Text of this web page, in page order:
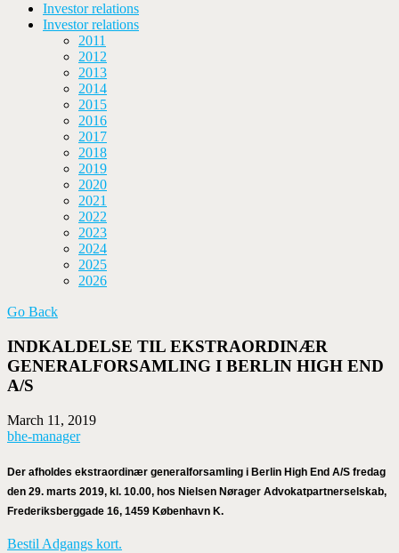
Investor relations
Investor relations
2011
2012
2013
2014
2015
2016
2017
2018
2019
2020
2021
2022
2023
2024
2025
2026
Go Back
INDKALDELSE TIL EKSTRAORDINÆR
GENERALFORSAMLING I BERLIN HIGH END
A/S
March 11, 2019
bhe-manager
Der afholdes ekstraordinær generalforsamling i Berlin High End A/S fredag
den 29. marts 2019, kl. 10.00, hos Nielsen Nørager Advokatpartnerselskab,
Frederiksberggade 16, 1459 København K.
Bestil Adgangs kort.